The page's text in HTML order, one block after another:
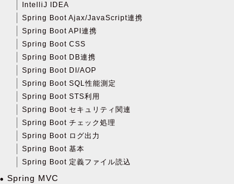
IntelliJ IDEA
Spring Boot Ajax/JavaScript連携
Spring Boot API連携
Spring Boot CSS
Spring Boot DB連携
Spring Boot DI/AOP
Spring Boot SQL性能測定
Spring Boot STS利用
Spring Boot セキュリティ関連
Spring Boot チェック処理
Spring Boot ログ出力
Spring Boot 基本
Spring Boot 定義ファイル読込
Spring MVC